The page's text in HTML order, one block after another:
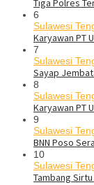
Tiga Polres
6
Sulawesi
Karyawan PT
7
Sulawesi
Sayap
8
Sulawesi
Karyawan PT
9
Sulawesi
BNN Poso
10
Sulawesi
Tambang